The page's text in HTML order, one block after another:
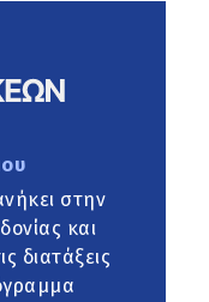
στην
και
διατάξεις